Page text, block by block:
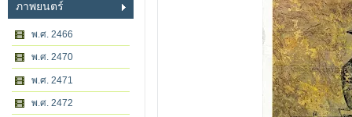
ภาพยนตร์
พ.ศ. 2466
พ.ศ. 2470
พ.ศ. 2471
พ.ศ. 2472